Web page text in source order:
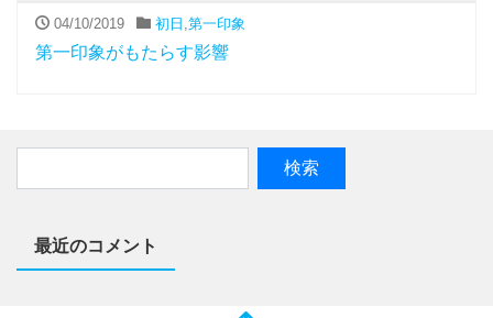
04/10/2019 初日 ,第一印象
第一印象がもたらす影響
最近のコメント